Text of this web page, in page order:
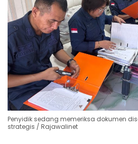
Penyidik sedang memeriksa dokumen
strategis / Rajawalinet